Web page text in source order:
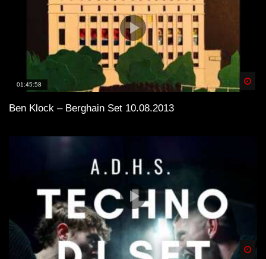
01:45:58
Ben Klock – Berghain Set 10.08.2013